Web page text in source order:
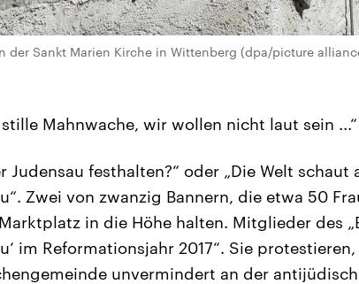
der Sankt Marien Kirche in Wittenberg (dpa/picture
Mahnwache, wir wollen nicht laut sein ...“
Judensau festhalten?“ oder „Die Welt
Zwei von zwanzig Bannern, die etwa 50
in die Höhe halten. Mitglieder des
im Reformationsjahr 2017“. Sie
unvermindert an der